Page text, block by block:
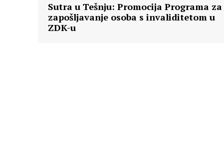
Sutra u Tešnju: Promocija Programa za
zapošljavanje osoba s invaliditetom u
ZDK-u